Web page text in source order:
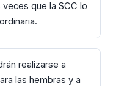
que la SCC lo
realizarse a
las hembras y a